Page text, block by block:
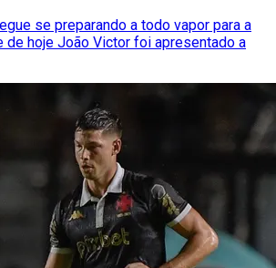
se preparando a todo vapor para a
de hoje João Victor foi apresentado a